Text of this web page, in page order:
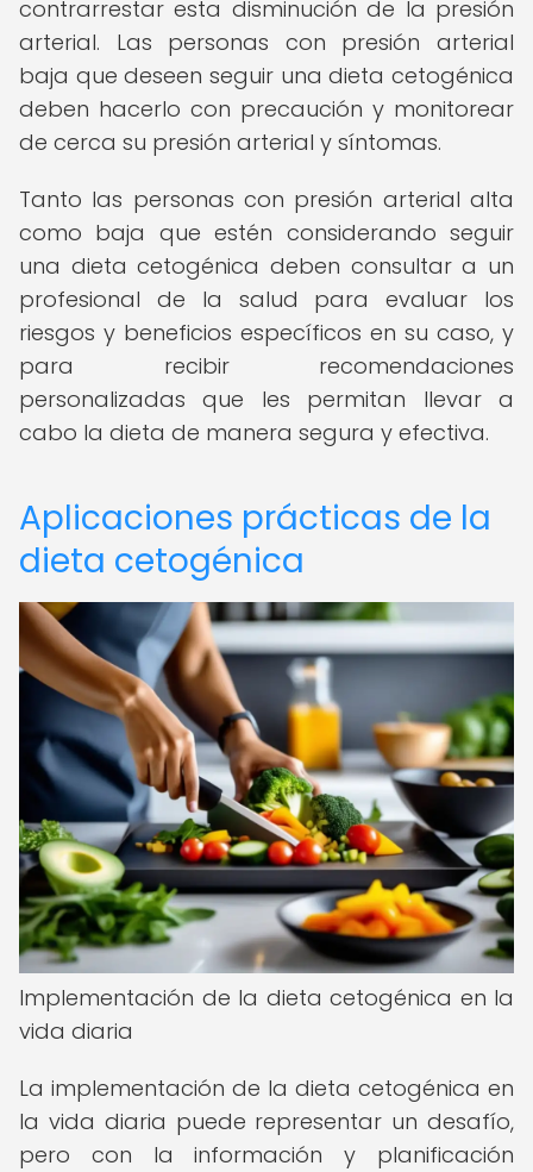
contrarrestar esta disminución de la presión
arterial. Las personas con presión arterial
baja que deseen seguir una dieta cetogénica
deben hacerlo con precaución y monitorear
de cerca su presión arterial y síntomas.
Tanto las personas con presión arterial alta
como baja que estén considerando seguir
una dieta cetogénica deben consultar a un
profesional de la salud para evaluar los
riesgos y beneficios específicos en su caso, y
para recibir recomendaciones
personalizadas que les permitan llevar a
cabo la dieta de manera segura y efectiva.
Aplicaciones prácticas de la
dieta cetogénica
Implementación de la dieta cetogénica en la
vida diaria
La implementación de la dieta cetogénica en
la vida diaria puede representar un desafío,
pero con la información y planificación